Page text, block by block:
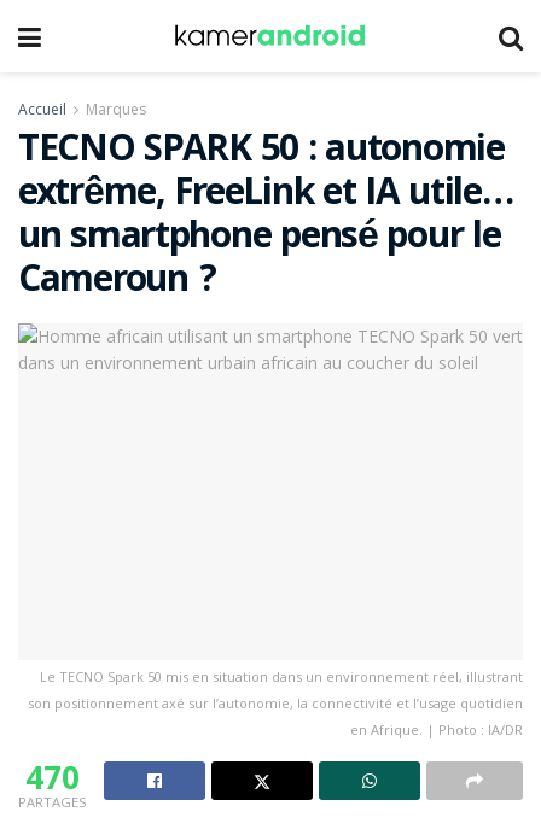
Accueil Marques
TECNO SPARK 50 : autonomie
extrême, FreeLink et IA utile…
un smartphone pensé pour le
Cameroun ?
Le TECNO Spark 50 mis en situation dans un environnement réel, illustrant
son positionnement axé sur l’autonomie, la connectivité et l’usage quotidien
en Afrique. | Photo : IA/DR
470
PARTAGES